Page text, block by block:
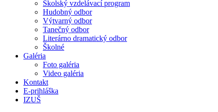
Školský vzdelávací program
Hudobný odbor
Výtvarný odbor
Tanečný odbor
Literárno dramatický odbor
Školné
Galéria
Foto galéria
Video galéria
Kontakt
E-prihláška
IZUŠ